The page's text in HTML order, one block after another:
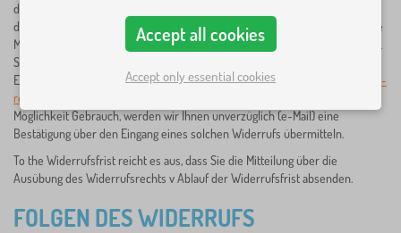
der Post versandter) Brief, Telefax oder E-Mail) über Ihren Entschluss,
diesen Vertrag zu widerrufen, informieren. Sie können dafür das beigefügte
Muster-Widerrufsformular verwenden, das jedoch nicht vorgeschrieben ist.
Sie können das Muster-Widerrufsformular oder eine andere eindeutige
Erklärung auch auf unserer Websitehttps://www.banaby.de/reklamationen-
retouren/
Möglichkeit Gebrauch, werden wir Ihnen unverzüglich (e-Mail) eine
Bestätigung über den Eingang eines solchen Widerrufs übermitteln.
To the Widerrufsfrist reicht es aus, dass Sie die Mitteilung über die
Ausübung des Widerrufsrechts v Ablauf der Widerrufsfrist absenden.
FOLGEN DES WIDERRUFS
Accept all cookies
Accept only essential cookies